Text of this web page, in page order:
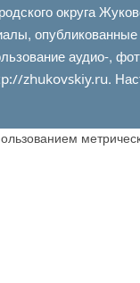
округа
аудио-,
zhukovskiy.ru.